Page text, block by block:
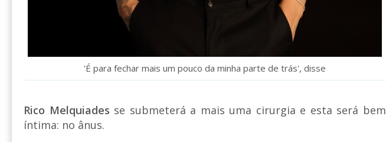
'É para fechar mais um pouco da minha parte de trás', disse
Rico Melquiades se submeterá a mais uma cirurgia e esta será bem
íntima: no ânus.